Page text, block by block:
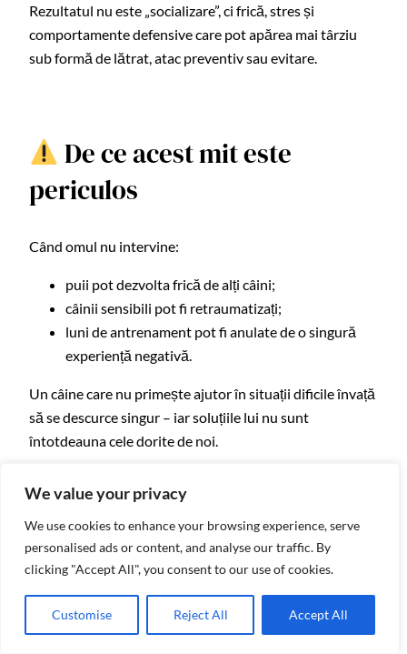
We value your privacy
We use cookies to enhance your browsing experience, serve
personalised ads or content, and analyse our traffic. By
clicking "Accept All", you consent to our use of cookies.
Customise Reject All Accept All
Rezultatul nu este „socializare”, ci frică, stres și
comportamente defensive care pot apărea mai târziu
sub formă de lătrat, atac preventiv sau evitare.
De ce acest mit este
periculos
Când omul nu intervine:
puii pot dezvolta frică de alți câini;
câinii sensibili pot fi retraumatizați;
luni de antrenament pot fi anulate de o singură
experiență negativă.
Un câine care nu primește ajutor în situații dificile învață
să se descurce singur – iar soluțiile lui nu sunt
întotdeauna cele dorite de noi.